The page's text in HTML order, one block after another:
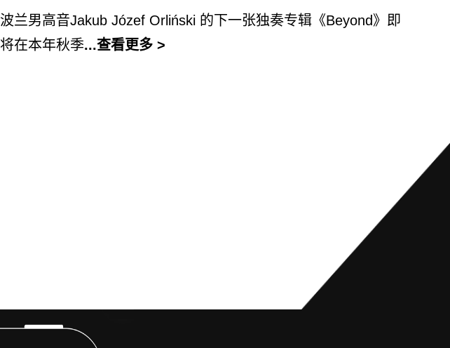
波兰男高音Jakub Józef Orliński 的下一张独奏专辑《Beyond》即
将在本年秋季...查看更多 >